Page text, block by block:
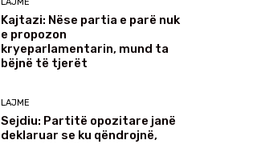
Kajtazi: Nëse partia e parë nuk
e propozon
kryeparlamentarin, mund ta
bëjnë të tjerët
LAJME
Sejdiu: Partitë opozitare janë
deklaruar se ku qëndrojnë,